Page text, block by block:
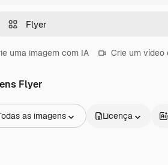
uma imagem com IA Crie um vídeo
Flyer
as imagens Licença